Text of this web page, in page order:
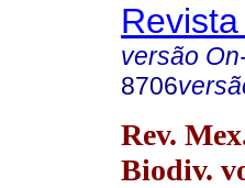
versão
8706
Rev.
Biodiv.